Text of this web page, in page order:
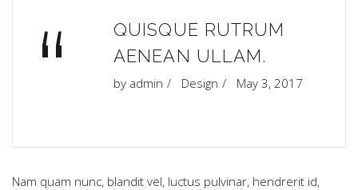
“
QUISQUE RUTRUM
AENEAN ULLAM.
by admin Design May 3, 2017
Nam quam nunc, blandit vel, luctus pulvinar, hendrerit id,